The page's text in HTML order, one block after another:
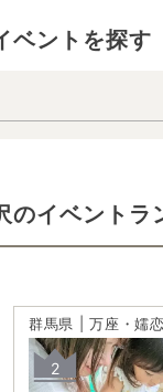
ベントを探す
のイベントラ
群馬県 | 万座・嬬
2